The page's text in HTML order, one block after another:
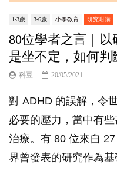
1-3歲 3-6歲 小學教育 研究咁講
80位學者之言｜
是坐不定，如何判
科豆 20/05/2021
對 ADHD 的誤解，令
必要的壓力，當中有
治療。有 80 位來自
界曾發表的研究作為